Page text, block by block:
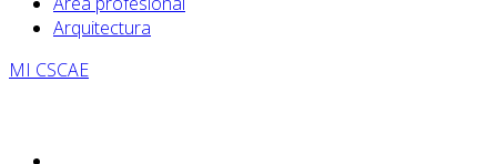
Arquitectura
MI CSCAE